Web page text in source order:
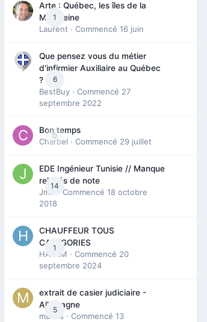
1
Arte : Québec, les îles de la
Madeleine
Laurent · Commencé 16 juin
6
Que pensez vous du métier
d'infirmier Auxiliaire au Québec
?
BestBuy · Commencé 27
septembre 2022
0
Bon temps
Charbel · Commencé 29 juillet
14
EDE Ingénieur Tunisie // Manque
relevés de note
Jmili
· Commencé 18 octobre
2018
1
CHAUFFEUR TOUS
CATEGORIES
HAZEM · Commencé 20
septembre 2024
5
extrait de casier judiciaire -
Allemagne
maries · Commencé 13